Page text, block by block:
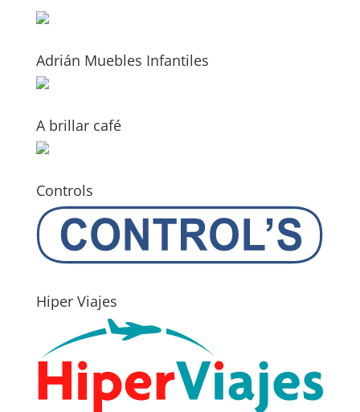
Adrián Muebles Infantiles
A brillar café
Controls
Hiper Viajes